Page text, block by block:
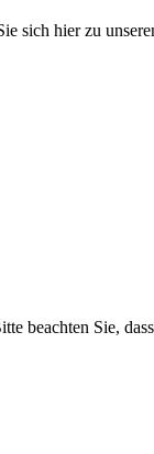
sich hier zu
beachten Sie,